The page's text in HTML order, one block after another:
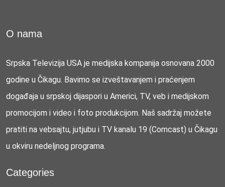
O nama
Srpska Televizija USA je medijska kompanija osnovana 2000
godine u Čikagu. Bavimo se izveštavanjem i praćenjem
događaja u srpskoj dijaspori u Americi, TV, veb i medijskom
promocijom i video i foto produkcijom. Naš sadržaj možete
pratiti na vebsajtu, jutjubu i TV kanalu 19 (Comcast) u Čikagu
u okviru nedeljnog programa.
Categories